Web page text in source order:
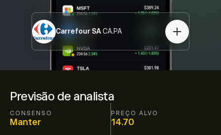
Previsão de analista
CONSENSO
Manter
PREÇO ALVO
14.70
Carrefour SACA.PA